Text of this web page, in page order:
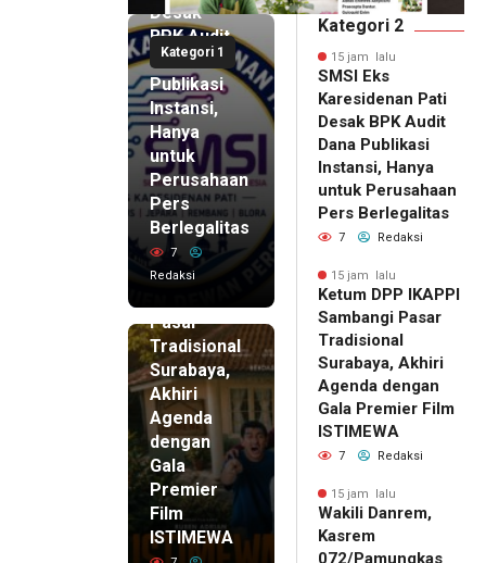
Kategori 1
Desak
BPK Audit
Dana
Publikasi
Instansi,
Hanya
untuk
Perusahaan
Pers
Berlegalitas
7
Redaksi
15 jam lalu
Ketum
DPP
IKAPPI
Pasar
Tradisional
Surabaya,
Akhiri
Agenda
dengan
Gala
Premier
Film
ISTIMEWA
Kategori 2
15 jam lalu
SMSI Eks
Karesidenan Pati
Desak BPK Audit
Dana Publikasi
Instansi, Hanya
untuk Perusahaan
Pers Berlegalitas
7 Redaksi
15 jam lalu
Ketum DPP IKAPPI
Sambangi Pasar
Tradisional
Surabaya, Akhiri
Agenda dengan
Gala Premier Film
ISTIMEWA
7 Redaksi
15 jam lalu
Wakili Danrem,
Kasrem
072/Pamungkas